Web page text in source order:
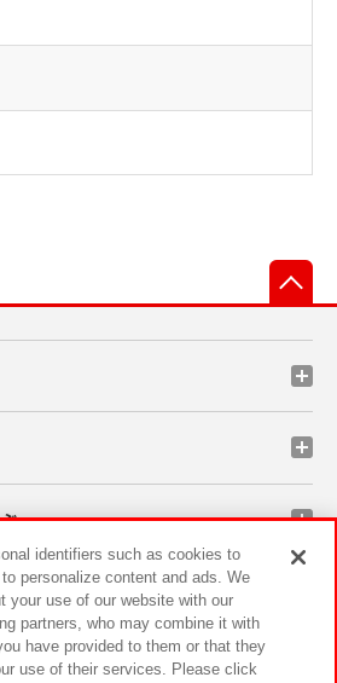
ン
identifiers such as cookies to
personalize content and ads. We
your use of our website with our
partners, who may combine it with
have provided to them or that they
use of their services. Please click